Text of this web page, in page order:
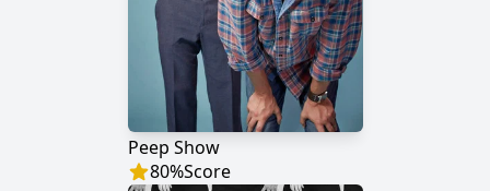
Peep Show
80%Score